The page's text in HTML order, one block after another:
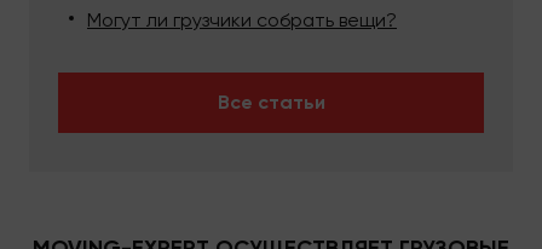
Могут ли грузчики собрать вещи?
Все статьи